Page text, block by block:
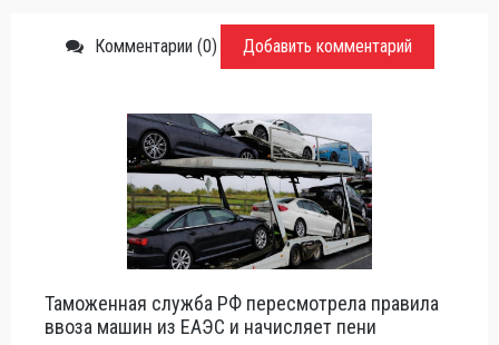
Комментарии (0) Добавить комментарий
Таможенная служба РФ пересмотрела правила
ввоза машин из ЕАЭС и начисляет пени